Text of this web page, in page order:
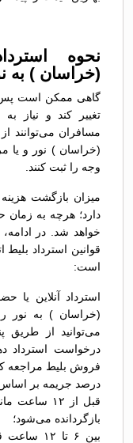
نحوه
(خراسان ) به
گاهی ممکن است پس
تغییر کند و نیاز به
مسافران می‌توانند
(خراسان ) نور و یا
وجه را ثبت کنند.
میزان بازگشت
دارد؛ هرچه به زمان
خواهد شد. در
قوانین استرداد
است:
استرداد آنلاین یا
(خراسان ) به نور را
می‌توانید از طریق
درخواست استرداد
فروش بلیط مراجعه
درصد جریمه بر
بازگردانده می‌شود؛